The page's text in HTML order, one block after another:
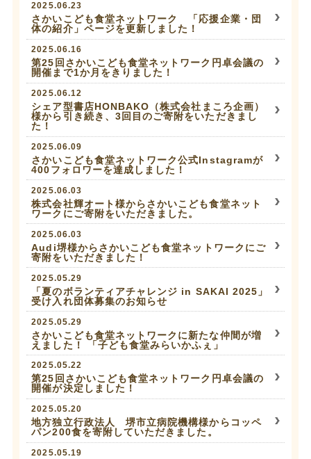
2025.06.23
さかいこども食堂ネットワーク 「応援企業・団
体の紹介」ページを更新しました！
2025.06.16
第25回さかいこども食堂ネットワーク円卓会議の
開催まで1か月をきりました！
2025.06.12
シェア型書店HONBAKO（株式会社まころ企画）
様から引き続き、3回目のご寄附をいただきまし
た！
2025.06.09
さかいこども食堂ネットワーク公式Instagramが
400フォロワーを達成しました！
2025.06.03
株式会社輝オート様からさかいこども食堂ネット
ワークにご寄附をいただきました。
2025.06.03
Audi堺様からさかいこども食堂ネットワークにご
寄附をいただきました！
2025.05.29
「夏のボランティアチャレンジ in SAKAI 2025」
受け入れ団体募集のお知らせ
2025.05.29
さかいこども食堂ネットワークに新たな仲間が増
えました！ 「子ども食堂みらいかふぇ」
2025.05.22
第25回さかいこども食堂ネットワーク円卓会議の
開催が決定しました！
2025.05.20
地方独立行政法人 堺市立病院機構様からコッペ
パン200食を寄附していただきました。
2025.05.19